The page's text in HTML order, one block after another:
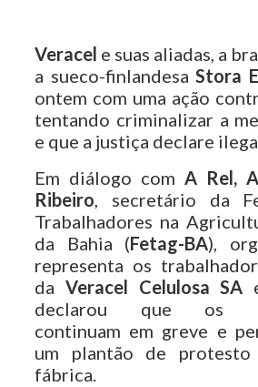
Veracel e suas aliadas, a
a sueco-finlandesa Stora
ontem com uma ação
tentando criminalizar a
e que a justiça declare
Em diálogo com A Rel,
Ribeiro, secretário da
Trabalhadores na
da Bahia (Fetag-BA),
representa os
da Veracel Celulosa SA
declarou que os
continuam em greve e
um plantão de
fábrica.